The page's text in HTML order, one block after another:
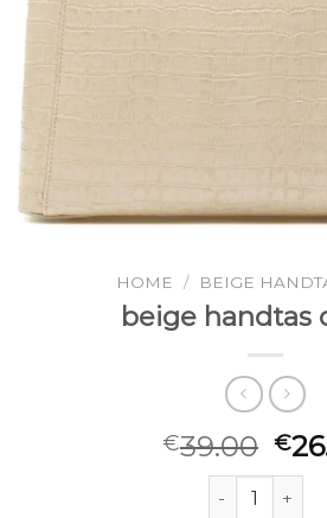
HOME / BEIGE
beige handtas
€39.00 €
beige